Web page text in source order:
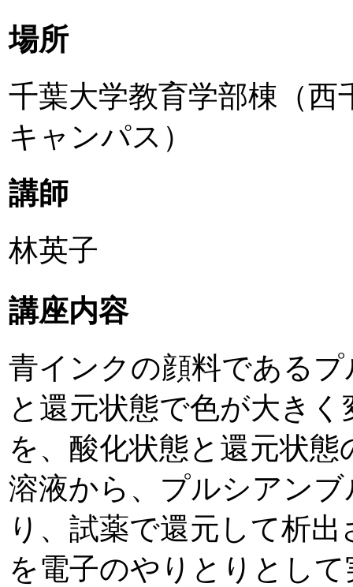
場所
千葉大学教育学部棟（西
キャンパス）
講師
林英子
講座内容
青インクの顔料である
と還元状態で色が大き
を、酸化状態と還元状
溶液から、プルシアン
り、試薬で還元して析
を電子のやりとりとし